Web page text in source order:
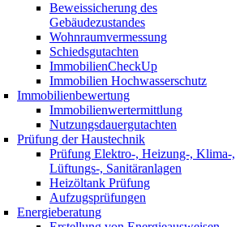
Beweissicherung des
Gebäudezustandes
Wohnraumvermessung
Schiedsgutachten
ImmobilienCheckUp
Immobilien Hochwasserschutz
Immobilienbewertung
Immobilienwertermittlung
Nutzungsdauergutachten
Prüfung der Haustechnik
Prüfung Elektro-, Heizung-, Klima-,
Lüftungs-, Sanitäranlagen
Heizöltank Prüfung
Aufzugsprüfungen
Energieberatung